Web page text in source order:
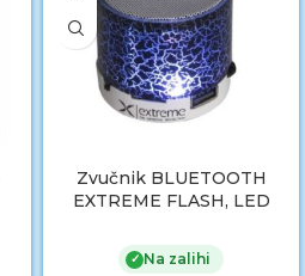
Zvučnik BLUETOOTH
EXTREME FLASH, LED
microSD, USB, XP101K
✓ Na zalihi